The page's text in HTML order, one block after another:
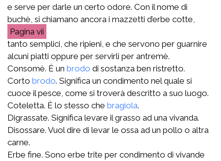
e serve per darle un certo odore. Con il nome di
buchè, si chiamano ancora i mazzetti d’erbe cotte,
vii
tanto semplici, che ripieni, e che servono per guarnire
alcuni piatti oppure per servirli per antremè.
Consomè. È un brodo di sostanza ben ristretto.
Corto brodo. Significa un condimento nel quale si
cuoce il pesce, come si troverà descritto a suo luogo.
Coteletta. È lo stesso che bragiola.
Digrassate. Significa levare il grasso ad una vivanda.
Disossare. Vuol dire di levar le ossa ad un pollo o altra
carne.
Erbe fine. Sono erbe trite per condimento di vivande